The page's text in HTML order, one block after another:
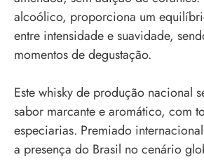
alcoólico, proporciona um
entre intensidade e suavidade,
momentos de degustação.
Este whisky de produção nacional
sabor marcante e aromático, com
especiarias. Premiado
a presença do Brasil no cenário